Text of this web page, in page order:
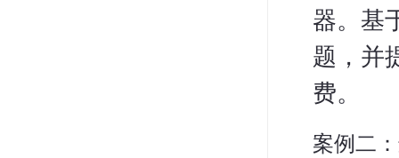
器。基
题，并
费。
案例二